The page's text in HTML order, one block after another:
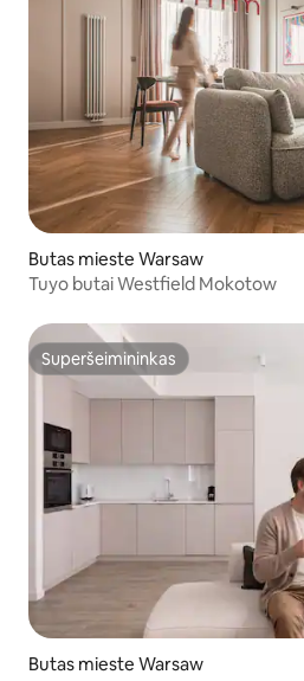
Butas mieste Warsaw
Tuyo butai Westfield Mokotow
Superšeimininkas
Superšeimininkas
Butas mieste Warsaw